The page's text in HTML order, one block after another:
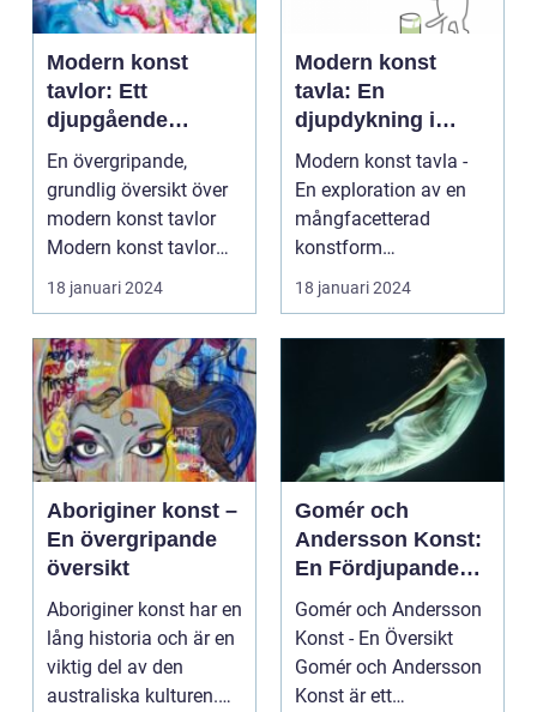
Modern konst
tavlor: Ett
djupgående
porträtt
En övergripande,
grundlig översikt över
modern konst tavlor
Modern konst tavlor
har under de senast...
18 januari 2024
Modern konst
tavla: En
djupdykning i
konstens
mångfacetterade
värld
Modern konst tavla -
En exploration av en
mångfacetterad
konstform
Introduktion: Konsten
har alltid...
18 januari 2024
Aboriginer konst –
En övergripande
översikt
Aboriginer konst har en
lång historia och är en
viktig del av den
australiska kulturen.
Gomér och
Andersson Konst:
En Fördjupande
Studie
Gomér och Andersson
Konst - En Översikt
Gomér och Andersson
Konst är ett